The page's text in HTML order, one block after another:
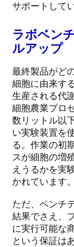
サポートして
ラボベン
ルアップ
最終製品がど
細胞に由来す
生産される代
細胞農業プロ
数リットル以
い実験装置を
る。作業の初
スが細胞の増
えうるかを実
かれています。
ただ、ベンチ
結果でさえ、
に実行可能な
という保証は